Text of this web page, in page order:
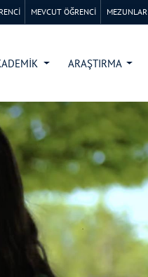
MEVCUT ÖĞRENCİ MEZUNLAR
ARAŞTIRMA